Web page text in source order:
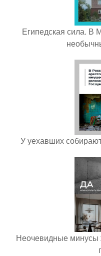
Египедская сила. В
У уехавших
Неочевидные минусы